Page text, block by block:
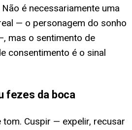
é necessariamente uma
— o personagem do sonho
mas o sentimento de
consentimento é o sinal
fezes da boca
tom. Cuspir — expelir, recusar